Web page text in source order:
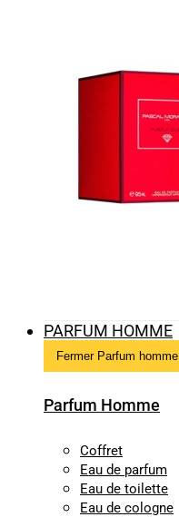
PARFUM HOMME
Fermer Parfum homme
Parfum Homme
Coffret
Eau de parfum
Eau de toilette
Eau de cologne